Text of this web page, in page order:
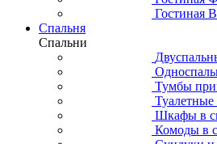
Гостиная
Спальня
Спальни
Тумбы
Туалетные
Шкафы в
Комоды в